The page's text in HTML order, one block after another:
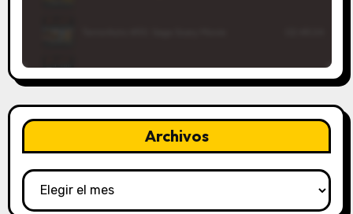
Archivos
Archivos